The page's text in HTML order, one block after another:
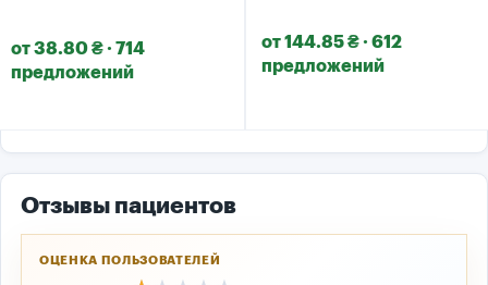
от 38.80 ₴ · 714
предложений
от 144.85 ₴ · 612
предложений
Отзывы пациентов
ОЦЕНКА ПОЛЬЗОВАТЕЛЕЙ